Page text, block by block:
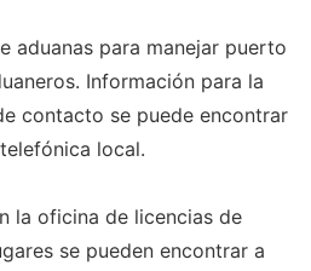
aduanas para manejar puerto
Información para la
contacto se puede encontrar
local.
la oficina de licencias de
se pueden encontrar a